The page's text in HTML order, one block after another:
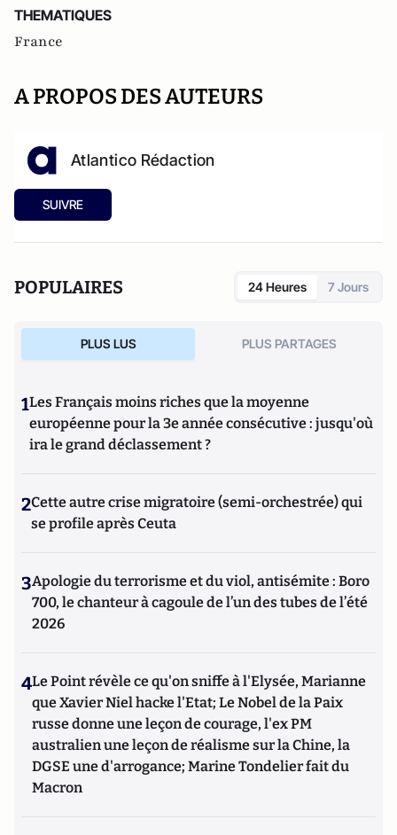
THEMATIQUES
France
A PROPOS DES AUTEURS
Atlantico Rédaction
SUIVRE
POPULAIRES 24 Heures 7 Jours
PLUS LUS PLUS PARTAGES
1Les Français moins riches que la moyenne
européenne pour la 3e année consécutive : jusqu'où
ira le grand déclassement ?
2Cette autre crise migratoire (semi-orchestrée) qui
se profile après Ceuta
3Apologie du terrorisme et du viol, antisémite : Boro
700, le chanteur à cagoule de l’un des tubes de l’été
2026
4Le Point révèle ce qu'on sniffe à l'Elysée, Marianne
que Xavier Niel hacke l'Etat; Le Nobel de la Paix
russe donne une leçon de courage, l'ex PM
australien une leçon de réalisme sur la Chine, la
DGSE une d'arrogance; Marine Tondelier fait du
Macron